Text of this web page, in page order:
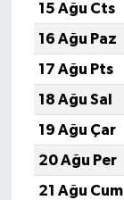
15 Ağu Cts
16 Ağu Paz
17 Ağu Pts
18 Ağu Sal
19 Ağu Çar
20 Ağu Per
21 Ağu Cum